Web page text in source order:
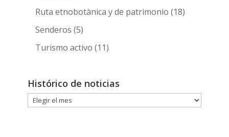
Ruta etnobotànica y de patrimonio (18)
Senderos (5)
Turismo activo (11)
Histórico de noticias
Histórico